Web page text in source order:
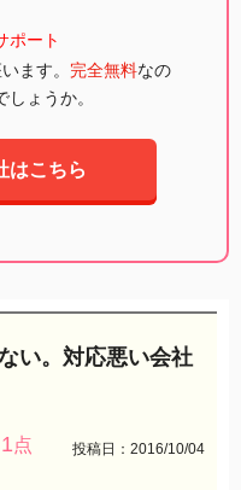
ポート
ます。 完全無料なの
ょうか。
はこちら
い。対応悪い会社
1点 投稿日：2016/10/04